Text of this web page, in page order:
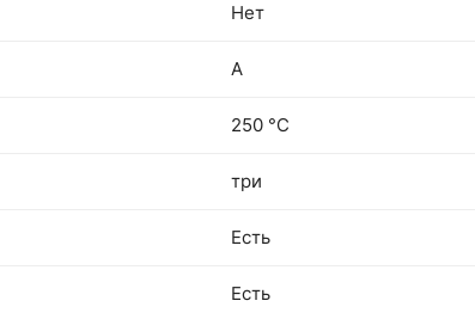
Нет
A
250 °С
три
Есть
Есть